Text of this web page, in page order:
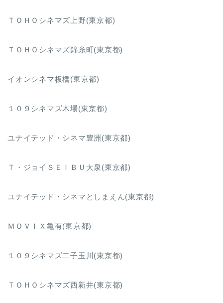
ＴＯＨＯシネマズ上野(東京都)
ＴＯＨＯシネマズ錦糸町(東京都)
イオンシネマ板橋(東京都)
１０９シネマズ木場(東京都)
ユナイテッド・シネマ豊洲(東京都)
Ｔ・ジョイＳＥＩＢＵ大泉(東京都)
ユナイテッド・シネマとしまえん(東京都)
ＭＯＶＩＸ亀有(東京都)
１０９シネマズ二子玉川(東京都)
ＴＯＨＯシネマズ西新井(東京都)